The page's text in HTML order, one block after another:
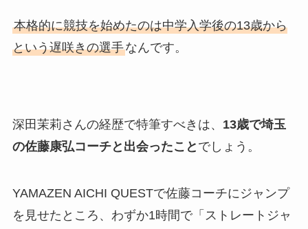
本格的に競技を始めたのは中学入学後の13歳から
という遅咲きの選手なんです。
深田茉莉さんの経歴で特筆すべきは、 13歳で埼玉
の佐藤康弘コーチと出会ったこと でしょう。
YAMAZEN AICHI QUESTで佐藤コーチにジャンプ
を見せたところ、わずか1時間で「ストレートジャ